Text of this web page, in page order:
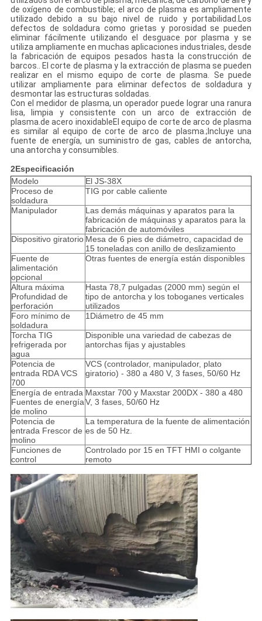
de oxígeno de combustible; el arco de plasma es ampliamente
utilizado debido a su bajo nivel de ruido y portabilidad.Los
defectos de soldadura como grietas y porosidad se pueden
eliminar fácilmente utilizando el desguace por plasma y se
utiliza ampliamente en muchas aplicaciones industriales, desde
la fabricación de equipos pesados hasta la construcción de
barcos.. El corte de plasma y la extracción de plasma se pueden
realizar en el mismo equipo de corte de plasma. Se puede
utilizar ampliamente para eliminar defectos de soldadura y
desmontar las estructuras soldadas.
Con el medidor de plasma, un operador puede lograr una ranura
lisa, limpia y consistente con un arco de extracción de
plasma.de acero inoxidableEl equipo de corte de arco de plasma
es similar al equipo de corte de arco de plasma.;Incluye una
fuente de energía, un suministro de gas, cables de antorcha,
una antorcha y consumibles.
2Especificación
Modelo
El JS-38X
Proceso de
soldadura
TIG por cable caliente
Manipulador
Las demás máquinas y aparatos para la
fabricación de máquinas y aparatos para la
fabricación de automóviles
Dispositivo giratorio Mesa de 6 pies de diámetro, capacidad de
15 toneladas con anillo de deslizamiento
Fuente de
alimentación
opcional
Otras fuentes de energía están disponibles
Altura máxima
Profundidad de
perforación
Hasta 78,7 pulgadas (2000 mm) según el
tipo de antorcha y los toboganes verticales
utilizados
Foro mínimo de
soldadura
1Diámetro de 45 mm
Torcha TIG
refrigerada por
agua
Disponible una variedad de cabezas de
antorchas fijas y ajustables
Potencia de
entrada RDA VCS
700
VCS (controlador, manipulador, plato
giratorio) - 380 a 480 V, 3 fases, 50/60 Hz
Energía de entrada
Fuentes de energía
de molino
Maxstar 700 y Maxstar 200DX - 380 a 480
V, 3 fases, 50/60 Hz
Potencia de
entrada Frescor de
molino
La temperatura de la fuente de alimentación
es de 50 Hz.
Funciones de
control
Controlado por 15 en TFT HMI o colgante
remoto